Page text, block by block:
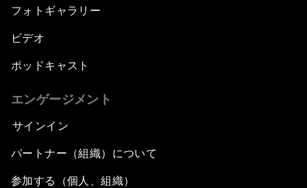
フォトギャラリー
ビデオ
ポッドキャスト
エンゲージメント
サインイン
パートナー（組織）について
参加する（個人、組織）